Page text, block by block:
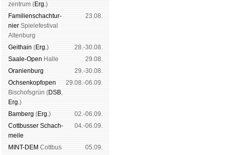
zen­trum (Erg.)
Familien­schach­tur­
nier Spiele­fes­ti­val
Al­ten­burg
23.08.
Geit­hain (Erg.)
28.-30.08.
Saale-Open Halle
29.08.
Oranien­burg
29.-30.08.
Och­sen­kopf­open
Bischofs­grün (DSB,
Erg.)
29.08.-06.09.
Bam­berg (Erg.)
02.-06.09.
Cott­busser Schach­
meile
04.-06.09.
MINT-DEM Cott­bus
05.09.